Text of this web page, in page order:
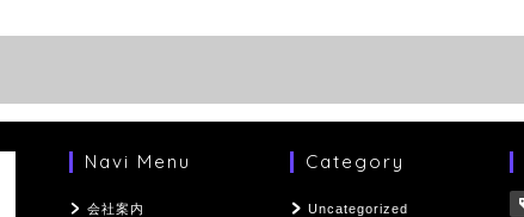
Navi Menu
会社案内
Category
Uncategorized